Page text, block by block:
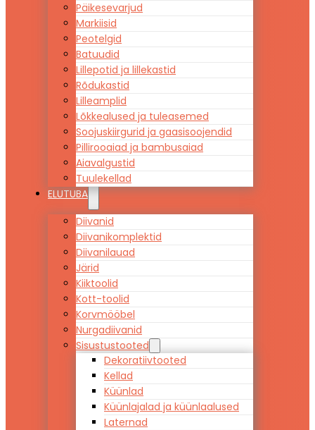
Päikesevarjud
Markiisid
Peotelgid
Batuudid
Lillepotid ja lillekastid
Rõdukastid
Lilleamplid
Lõkkealused ja tuleasemed
Soojuskiirgurid ja gaasisoojendid
Pillirooaiad ja bambusaiad
Aiavalgustid
Tuulekellad
ELUTUBA
Diivanid
Diivanikomplektid
Diivanilauad
Järid
Kiiktoolid
Kott-toolid
Korvmööbel
Nurgadiivanid
Sisustustooted
Dekoratiivtooted
Kellad
Küünlad
Küünlajalad ja küünlaalused
Laternad